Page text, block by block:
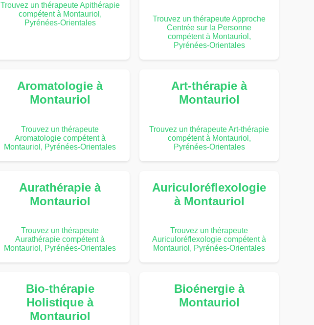
Trouvez un thérapeute Apithérapie
compétent à Montauriol,
Pyrénées-Orientales
Trouvez un thérapeute Approche
Centrée sur la Personne
compétent à Montauriol,
Pyrénées-Orientales
Aromatologie à
Montauriol
Trouvez un thérapeute
Aromatologie compétent à
Montauriol, Pyrénées-Orientales
Art-thérapie à
Montauriol
Trouvez un thérapeute Art-thérapie
compétent à Montauriol,
Pyrénées-Orientales
Aurathérapie à
Montauriol
Trouvez un thérapeute
Aurathérapie compétent à
Montauriol, Pyrénées-Orientales
Auriculoréflexologie
à Montauriol
Trouvez un thérapeute
Auriculoréflexologie compétent à
Montauriol, Pyrénées-Orientales
Bio-thérapie
Holistique à
Montauriol
Bioénergie à
Montauriol